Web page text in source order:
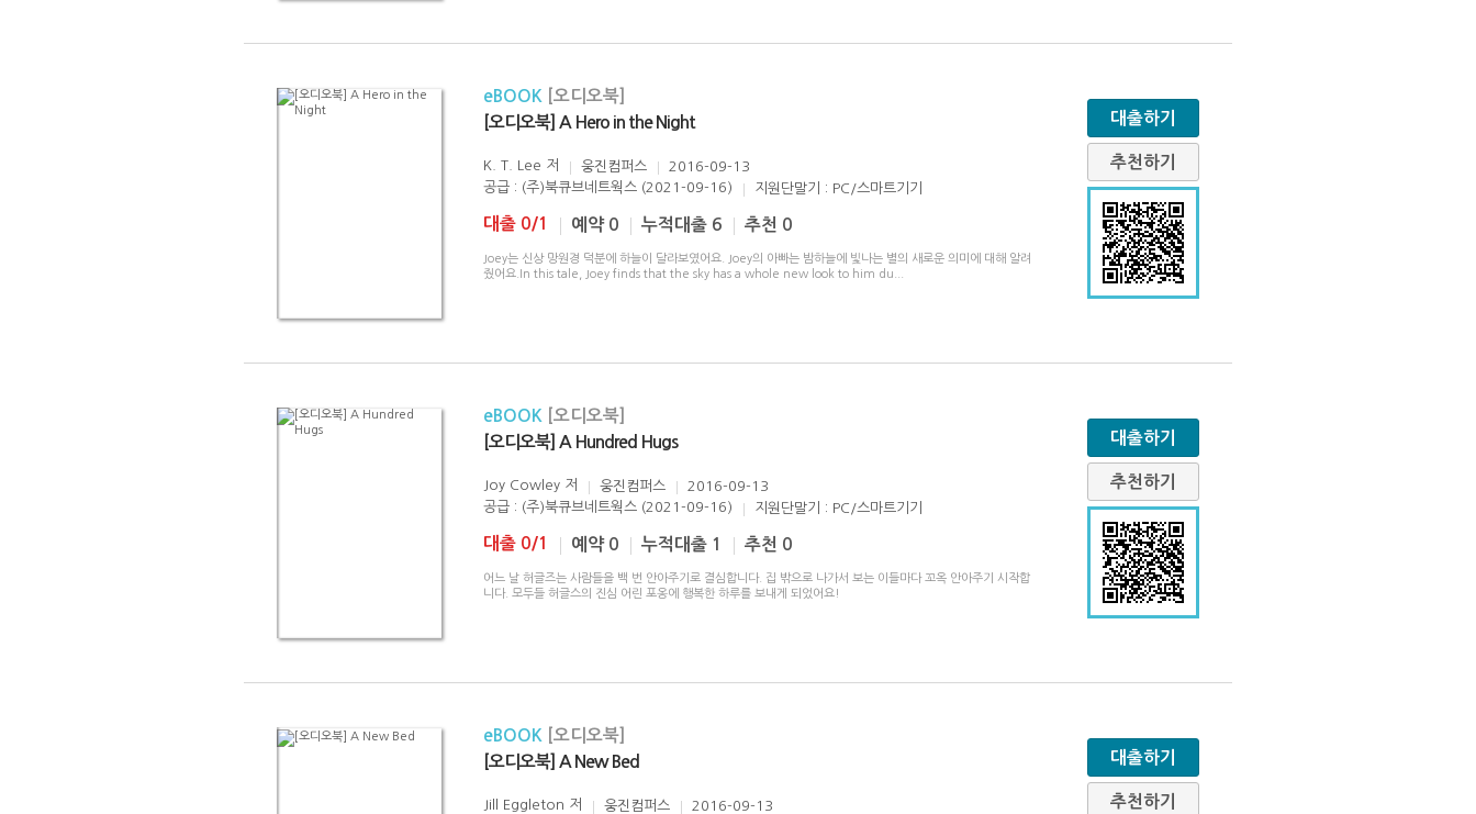
eBOOK
[오디오북]
[오디오북] A Hero in the Night
K. T. Lee 저 웅진컴퍼스
2016-09-13
공급 : (주)북큐브네트웍스 (2021-09-16)
지원단말기 : PC/스마트기기
대출 0/1 예약 0 누적대출 6 추천 0
Joey는 신상 망원경 덕분에 하늘이 달라보였어요. Joey의 아빠는 밤하늘에 빛나는 별의 새로운 의미에 대해 알려
줬어요.In this tale, Joey finds that the sky has a whole new look to him du
대출하기
추천하기
eBOOK
[오디오북]
[오디오북] A Hundred Hugs
Joy Cowley 저 웅진컴퍼스
2016-09-13
공급 : (주)북큐브네트웍스 (2021-09-16)
지원단말기 : PC/스마트기기
대출 0/1 예약 0 누적대출 1 추천 0
어느 날 허글즈는 사람들을 백 번 안아주기로 결심합니다. 집 밖으로 나가서 보는 이들마다 꼬옥 안아주기 시작합
니다. 모두들 허글스의 진심 어린 포옹에 행복한 하루를 보내게 되었어요!
대출하기
추천하기
eBOOK
[오디오북]
[오디오북] A New Bed
Jill Eggleton 저 웅진컴퍼스
2016-09-13
대출하기
추천하기